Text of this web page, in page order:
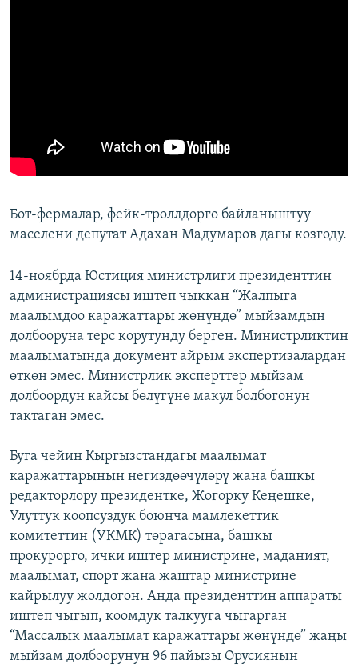
Бот-фермалар, фейк-троллдорго байланыштуу
маселени депутат Адахан Мадумаров дагы козгоду.
14-ноябрда Юстиция министрлиги президенттин
администрациясы иштеп чыккан “Жалпыга
маалымдоо каражаттары жөнүндө” мыйзамдын
долбооруна терс корутунду берген. Министрликтин
маалыматында документ айрым экспертизалардан
өткөн эмес. Министрлик эксперттер мыйзам
долбоордун кайсы бөлүгүнө макул болбогонун
тактаган эмес.
Буга чейин Кыргызстандагы маалымат
каражаттарынын негиздөөчүлөрү жана башкы
редакторлору президентке, Жогорку Кеңешке,
Улуттук коопсуздук боюнча мамлекеттик
комитеттин (УКМК) төрагасына, башкы
прокурорго, ички иштер министрине, маданият,
маалымат, спорт жана жаштар министрине
кайрылуу жолдогон. Анда президенттин аппараты
иштеп чыгып, коомдук талкууга чыгарган
“Массалык маалымат каражаттары жөнүндө” жаңы
мыйзам долбоорунун 96 пайызы Орусиянын